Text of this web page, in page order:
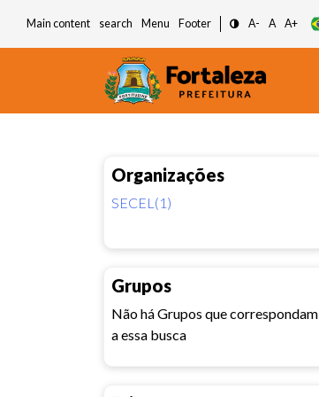
Main content search Menu Footer A- A A+
Organizações
SECEL(1)
Grupos
Não há Grupos que correspondam
a essa busca